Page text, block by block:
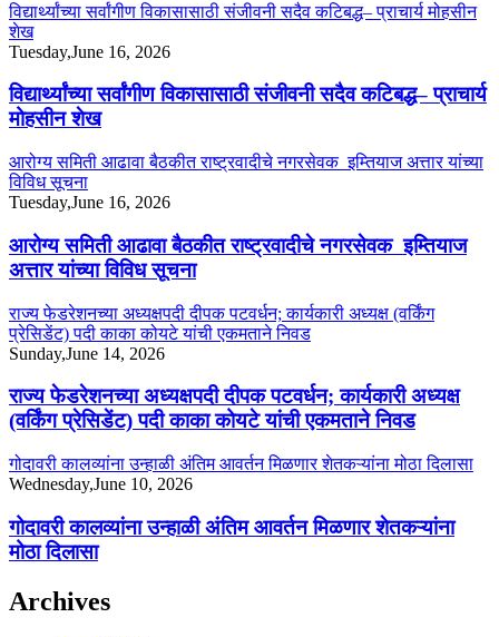
विद्यार्थ्यांच्या सर्वांगीण विकासासाठी संजीवनी सदैव कटिबद्ध– प्राचार्य मोहसीन
शेख
Tuesday,June 16, 2026
विद्यार्थ्यांच्या सर्वांगीण विकासासाठी संजीवनी सदैव कटिबद्ध– प्राचार्य
मोहसीन शेख
आरोग्य समिती आढावा बैठकीत राष्ट्रवादीचे नगरसेवक इम्तियाज अत्तार यांच्या
विविध सूचना
Tuesday,June 16, 2026
आरोग्य समिती आढावा बैठकीत राष्ट्रवादीचे नगरसेवक इम्तियाज
अत्तार यांच्या विविध सूचना
राज्य फेडरेशनच्या अध्यक्षपदी दीपक पटवर्धन; कार्यकारी अध्यक्ष (वर्किंग
प्रेसिडेंट) पदी काका कोयटे यांची एकमताने निवड
Sunday,June 14, 2026
राज्य फेडरेशनच्या अध्यक्षपदी दीपक पटवर्धन; कार्यकारी अध्यक्ष
(वर्किंग प्रेसिडेंट) पदी काका कोयटे यांची एकमताने निवड
गोदावरी कालव्यांना उन्हाळी अंतिम आवर्तन मिळणार शेतकऱ्यांना मोठा दिलासा
Wednesday,June 10, 2026
गोदावरी कालव्यांना उन्हाळी अंतिम आवर्तन मिळणार शेतकऱ्यांना
मोठा दिलासा
Archives